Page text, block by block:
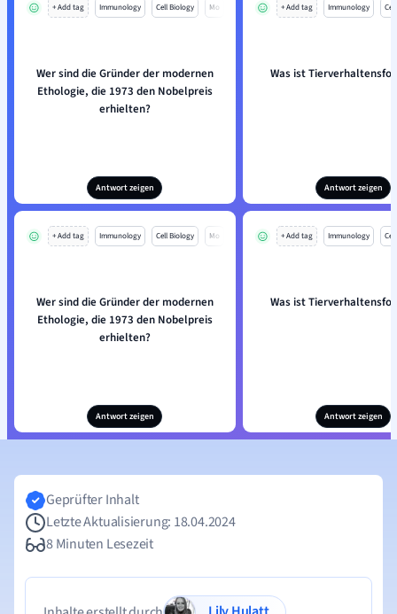
+ Add tag Immunology Cell Biology Mo
Wer sind die Gründer der modernen
Ethologie, die 1973 den Nobelpreis
erhielten?
Antwort zeigen
+ Add tag Immunology
Was ist
Antwort zeigen
+ Add tag Immunology Cell Biology Mo
Wer sind die Gründer der modernen
Ethologie, die 1973 den Nobelpreis
erhielten?
Antwort zeigen
+ Add tag Immunology
Was ist
Antwort zeigen
Geprüfter Inhalt
Letzte Aktualisierung: 18.04.2024
8 Minuten Lesezeit